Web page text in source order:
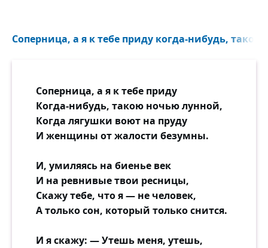
Мне тебя уже не надо —
Соперница, а я к тебе приду когда-нибудь,
Соперница, а я к тебе приду
Когда-нибудь, такою ночью лунной,
Когда лягушки воют на пруду
И женщины от жалости безумны.
И, умиляясь на биенье век
И на ревнивые твои ресницы,
Скажу тебе, что я — не человек,
А только сон, который только снится.
И я скажу: — Утешь меня, утешь,